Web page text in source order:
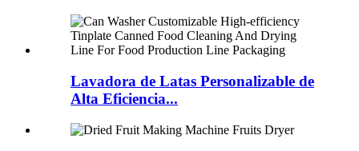
Lavadora de Latas Personalizable de
Alta Eficiencia...